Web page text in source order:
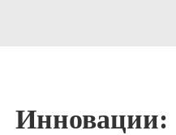
Инновации: